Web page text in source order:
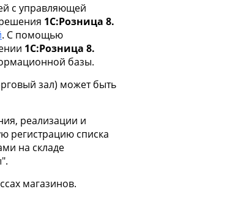
с управляющей
1С:Розница 8.
. С помощью
1С:Розница 8.
базы.
зал) может быть
реализации и
регистрацию списка
на складе
магазинов.